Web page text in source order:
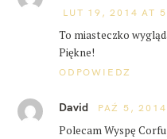
LUT 19, 2014 AT
To miasteczko
Piękne!
ODPOWIEDZ
David PAŹ 5,
Polecam Wyspę